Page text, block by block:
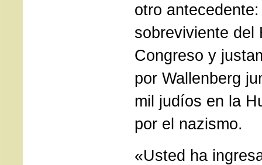
otro
sobreviviente del
Congreso y
por Wallenberg
mil judíos en la
por el nazismo.
«Usted ha